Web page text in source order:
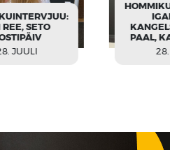
HOMMIKUINTERVJUU:
KANGELSED, KARIN
PAAL, KASSIHOIDJA
28. JUULI